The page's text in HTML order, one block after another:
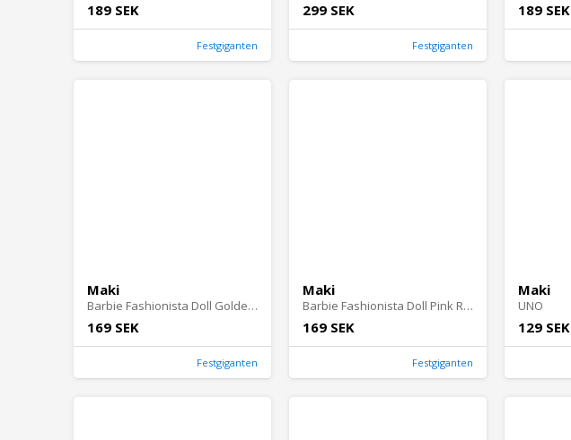
189 SEK
Festgiganten
299 SEK
Festgiganten
189 SEK
Maki
Barbie Fashionista Doll Golden Dream
169 SEK
Festgiganten
Maki
Barbie Fashionista Doll Pink Rose
169 SEK
Festgiganten
Maki
UNO
129 SEK